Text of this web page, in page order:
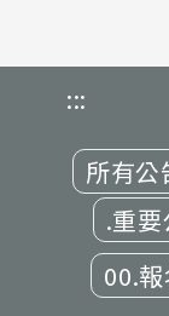
:::
所有公
.重
00.